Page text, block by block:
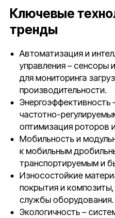
Ключевые
тренды
Автоматизация и
управления –
для мониторинга
производительности.
Энергоэффективность
частотно-
оптимизация роторов
Мобильность и
к мобильным
транспортируемым и
Износостойкие
покрытия и
службы оборудования.
Экологичность –